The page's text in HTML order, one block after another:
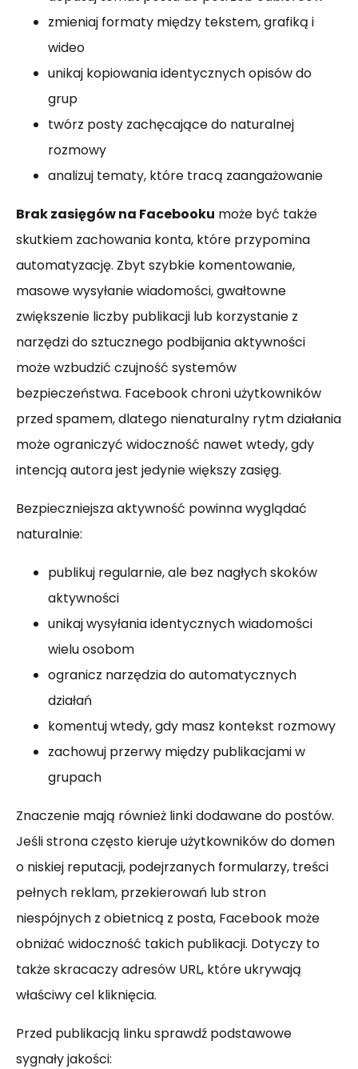
zmieniaj formaty między tekstem, grafiką i
wideo
unikaj kopiowania identycznych opisów do
grup
twórz posty zachęcające do naturalnej
rozmowy
analizuj tematy, które tracą zaangażowanie
Brak zasięgów na Facebooku może być także
skutkiem zachowania konta, które przypomina
automatyzację. Zbyt szybkie komentowanie,
masowe wysyłanie wiadomości, gwałtowne
zwiększenie liczby publikacji lub korzystanie z
narzędzi do sztucznego podbijania aktywności
może wzbudzić czujność systemów
bezpieczeństwa. Facebook chroni użytkowników
przed spamem, dlatego nienaturalny rytm działania
może ograniczyć widoczność nawet wtedy, gdy
intencją autora jest jedynie większy zasięg.
Bezpieczniejsza aktywność powinna wyglądać
naturalnie:
publikuj regularnie, ale bez nagłych skoków
aktywności
unikaj wysyłania identycznych wiadomości
wielu osobom
ogranicz narzędzia do automatycznych
działań
komentuj wtedy, gdy masz kontekst rozmowy
zachowuj przerwy między publikacjami w
grupach
Znaczenie mają również linki dodawane do postów.
Jeśli strona często kieruje użytkowników do domen
o niskiej reputacji, podejrzanych formularzy, treści
pełnych reklam, przekierowań lub stron
niespójnych z obietnicą z posta, Facebook może
obniżać widoczność takich publikacji. Dotyczy to
także skracaczy adresów URL, które ukrywają
właściwy cel kliknięcia.
Przed publikacją linku sprawdź podstawowe
sygnały jakości: